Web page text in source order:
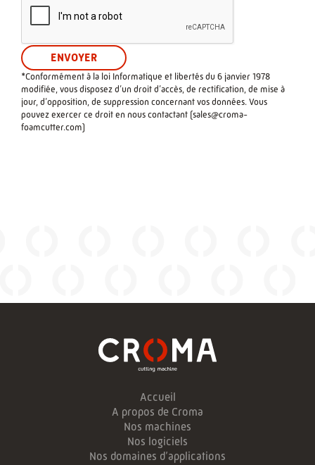
*Conformément à la loi Informatique et libertés du 6 janvier 1978
modifiée, vous disposez d’un droit d’accès, de rectification, de mise à
jour, d’opposition, de suppression concernant vos données. Vous
pouvez exercer ce droit en nous contactant (sales@croma-
foamcutter.com)
Accueil
A propos de Croma
Nos machines
Nos logiciels
Nos domaines d’applications